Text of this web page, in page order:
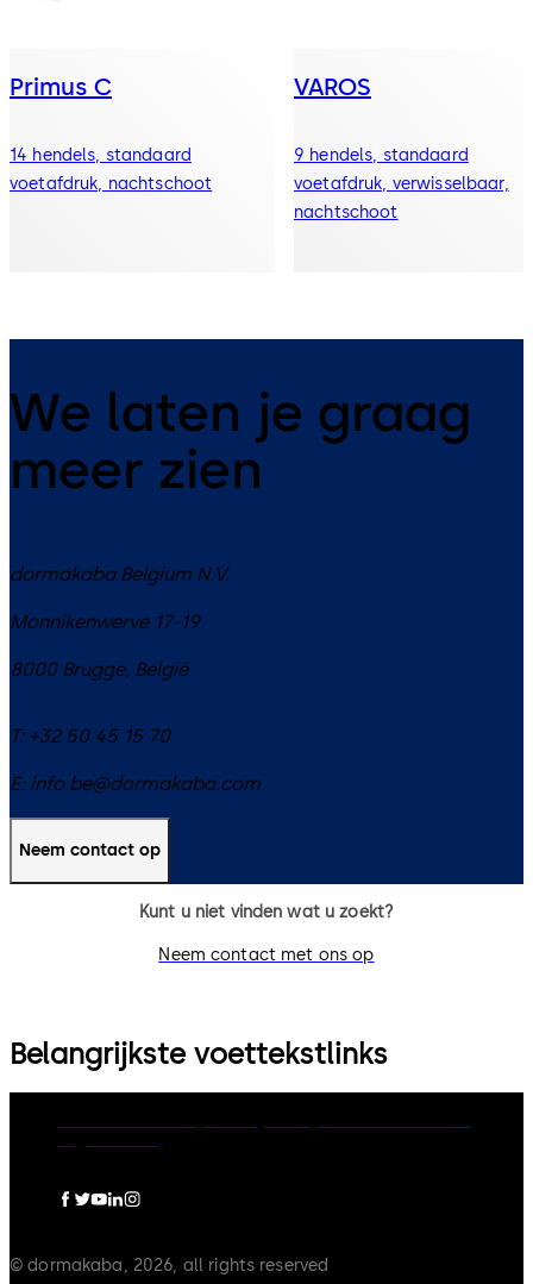
Primus C
14 hendels, standaard
voetafdruk, nachtschoot
VAROS
9 hendels, standaard
voetafdruk, verwisselbaar,
nachtschoot
We laten je graag
meer zien
dormakaba Belgium N.V.
Monnikenwerve 17-19
8000 Brugge, België
T: +32 50 45 15 70
E: info.be@dormakaba.com
Neem contact op
Kunt u niet vinden wat u zoekt?
Neem contact met ons op
Belangrijkste voettekstlinks
© dormakaba, 2026, all rights reserved